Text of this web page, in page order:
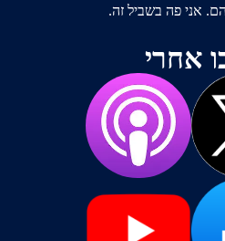
אחרי
אני פה בשביל זה.